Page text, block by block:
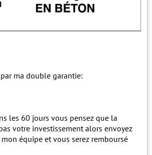
ma double garantie:
les 60 jours vous pensez que la
votre investissement alors envoyez
équipe et vous serez remboursé